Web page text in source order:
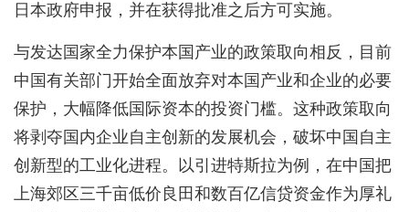
日本政府申报，并在获得批准之后方可实施。
与发达国家全力保护本国产业的政策取向相反，目前
中国有关部门开始全面放弃对本国产业和企业的必要
保护，大幅降低国际资本的投资门槛。这种政策取向
将剥夺国内企业自主创新的发展机会，破坏中国自主
创新型的工业化进程。以引进特斯拉为例，在中国把
上海郊区三千亩低价良田和数百亿信贷资金作为厚礼